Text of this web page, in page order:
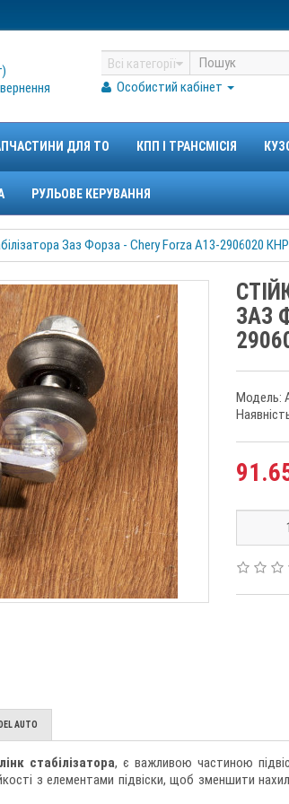
Всі категорії
Особистий кабінет
ДЛЯ ТО КПП І ТРАНСМІСІЯ
РУЛЬОВЕ КЕРУВАННЯ
Заз Форза - Chery Forza A13-2906020 КНР
ЗАЗ
Модель:
AUTO
стабілізатора, є важливою частиною
з елементами підвіски, щоб зменшити